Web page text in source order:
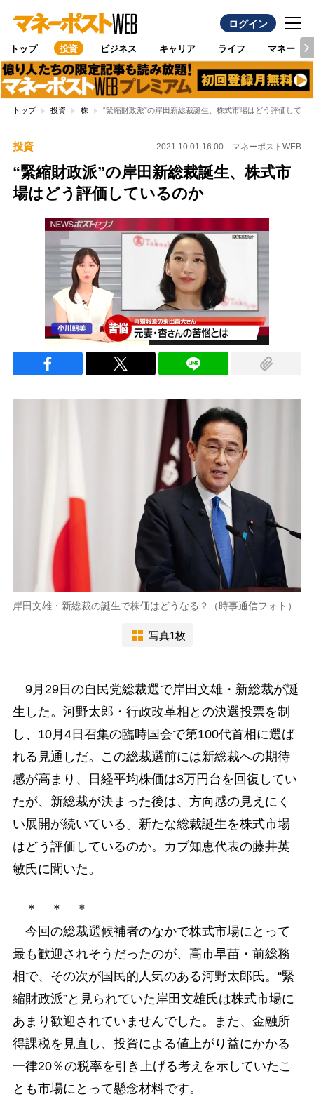
ログイン
トップ 投資 ビジネス キャリア ライフ マネー
トップ 投資 株 “緊縮財政派”の岸田新総裁誕生、株式市場はどう評価してい
投資 2021.10.01 16:00 マネーポストWEB
“緊縮財政派”の岸田新総裁誕生、株式市
場はどう評価しているのか
岸田文雄・新総裁の誕生で株価はどうなる？（時事通信フォト）
写真1枚
9月29日の自民党総裁選で岸田文雄・新総裁が誕
生した。河野太郎・行政改革相との決選投票を制
し、10月4日召集の臨時国会で第100代首相に選ば
れる見通しだ。この総裁選前には新総裁への期待
感が高まり、日経平均株価は3万円台を回復してい
たが、新総裁が決まった後は、方向感の見えにく
い展開が続いている。新たな総裁誕生を株式市場
はどう評価しているのか。カブ知恵代表の藤井英
敏氏に聞いた。
＊ ＊ ＊
今回の総裁選候補者のなかで株式市場にとって
最も歓迎されそうだったのが、高市早苗・前総務
相で、その次が国民的人気のある河野太郎氏。“緊
縮財政派”と見られていた岸田文雄氏は株式市場に
あまり歓迎されていませんでした。また、金融所
得課税を見直し、投資による値上がり益にかかる
一律20％の税率を引き上げる考えを示していたこ
とも市場にとって懸念材料です。